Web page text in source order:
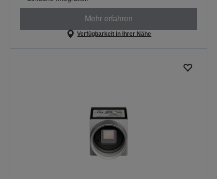
Mehr erfahren
Verfügbarkeit in Ihrer Nähe